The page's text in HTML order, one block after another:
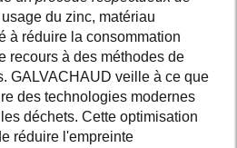
du zinc, matériau
à réduire la consommation
recours à des méthodes de
GALVACHAUD veille à ce que
des technologies modernes
déchets. Cette optimisation
réduire l'empreinte